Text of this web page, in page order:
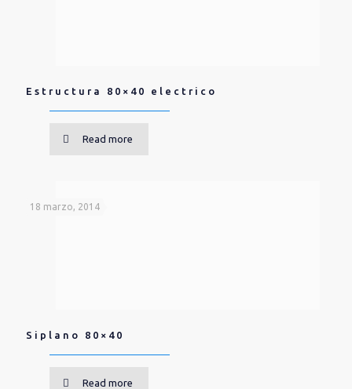
Estructura 80×40 electrico
Read more
18 marzo, 2014
Siplano 80×40
Read more